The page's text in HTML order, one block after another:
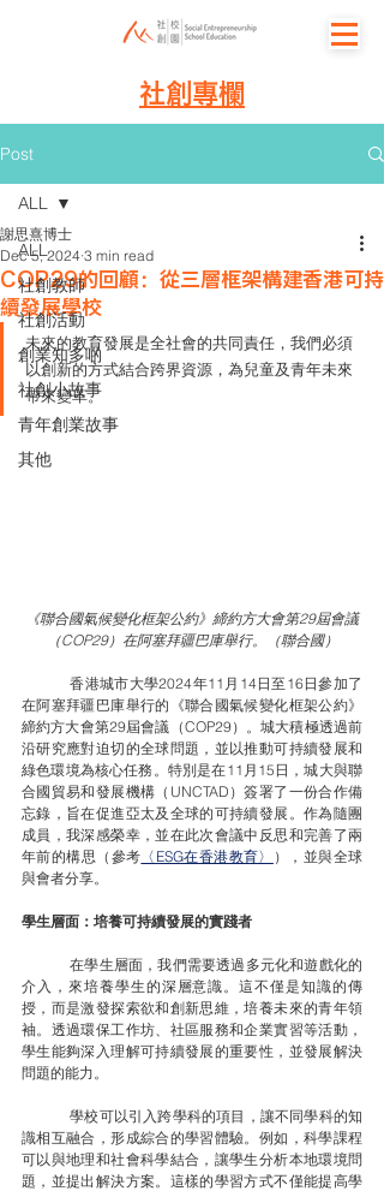
社創專欄
Post
ALL
社創教師
社創活動
創業知多啲
社創小故事
青年創業故事
其他
ALL
COP29的回顧：從三層框架構建香港可持
續發展學校
謝思熹博士
Dec 5, 2024 3 min read
未來的教育發展是全社會的共同責任，我們必須
以創新的方式結合跨界資源，為兒童及青年未來
帶來變革。
《聯合國氣候變化框架公約》締約方大會第29屆會議
（COP29）在阿塞拜疆巴庫舉行。（聯合國）
	香港城市大學2024年11月14日至16日參加了
在阿塞拜疆巴庫舉行的《聯合國氣候變化框架公約》
締約方大會第29屆會議（COP29）。城大積極透過前
沿研究應對迫切的全球問題，並以推動可持續發展和
綠色環境為核心任務。特別是在11月15日，城大與聯
合國貿易和發展機構（UNCTAD）簽署了一份合作備
忘錄，旨在促進亞太及全球的可持續發展。作為隨團
成員，我深感榮幸，並在此次會議中反思和完善了兩
年前的構思（參考 〈ESG在香港教育〉
），並與全球
與會者分享。
學生層面：培養可持續發展的實踐者
	在學生層面，我們需要透過多元化和遊戲化的
介入，來培養學生的深層意識。這不僅是知識的傳
授，而是激發探索欲和創新思維，培養未來的青年領
袖。透過環保工作坊、社區服務和企業實習等活動，
學生能夠深入理解可持續發展的重要性，並發展解決
問題的能力。
	學校可以引入跨學科的項目，讓不同學科的知
識相互融合，形成綜合的學習體驗。例如，科學課程
可以與地理和社會科學結合，讓學生分析本地環境問
題，並提出解決方案。這樣的學習方式不僅能提高學